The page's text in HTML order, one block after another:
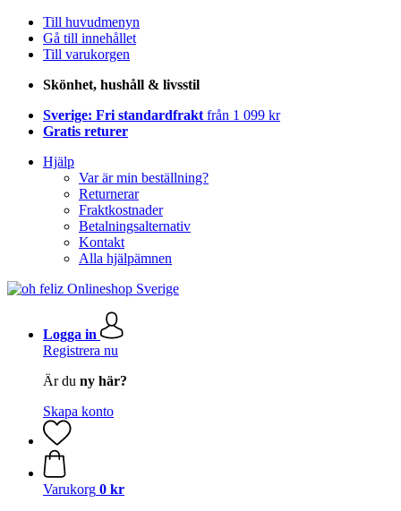
Till huvudmenyn
Gå till innehållet
Till varukorgen
Skönhet, hushåll & livsstil
Sverige: Fri standardfrakt från 1 099 kr
Gratis returer
Hjälp
Var är min beställning?
Returnerar
Fraktkostnader
Betalningsalternativ
Kontakt
Alla hjälpämnen
Logga in
Registrera nu
Är du ny här?
Skapa konto
Varukorg 0 kr